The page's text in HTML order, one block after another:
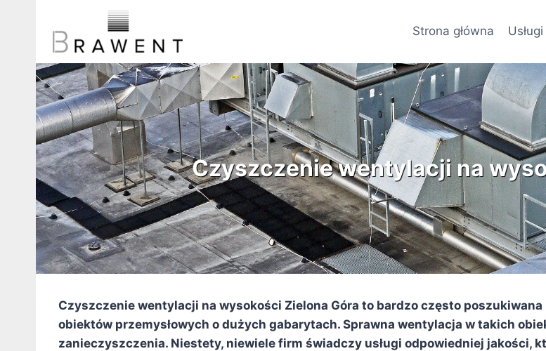
Strona główna Usługi
Czyszczenie wentylacji na
Czyszczenie wentylacji na wysokości Zielona Góra to bardzo często
obiektów przemysłowych o dużych gabarytach. Sprawna wentylacja w takich
zanieczyszczenia. Niestety, niewiele firm świadczy usługi odpowiedniej jakości,